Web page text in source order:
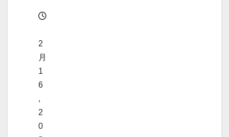
2
月
1
6
,
2
0